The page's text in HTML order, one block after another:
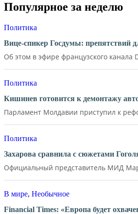
Популярное за неделю
Политика
Вице-спикер Госдумы: препятствий
Об этом в эфире французского канала
Политика
Кишинев готовится к демонтажу
Парламент Молдавии приступил к
Политика
Захарова сравнила с сюжетами
Официальный представитель МИД
В мире, Необычное
Financial Times: «Европа будет